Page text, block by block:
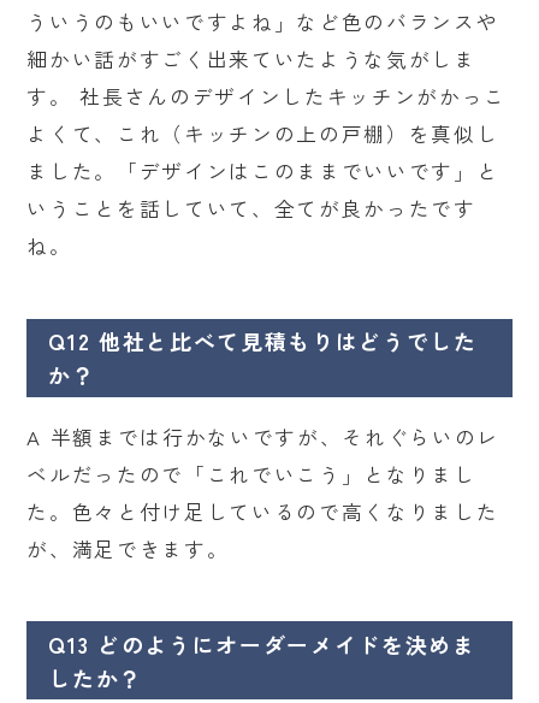
ういうのもいいですよね」など色のバランスや
細かい話がすごく出来ていたような気がしま
す。 社長さんのデザインしたキッチンがかっこ
よくて、これ（キッチンの上の戸棚）を真似し
ました。「デザインはこのままでいいです」と
いうことを話していて、全てが良かったです
ね。
Q12 他社と比べて見積もりはどうでした
か？
A 半額までは行かないですが、それぐらいのレ
ベルだったので「これでいこう」となりまし
た。色々と付け足しているので高くなりました
が、満足できます。
Q13 どのようにオーダーメイドを決めま
したか？